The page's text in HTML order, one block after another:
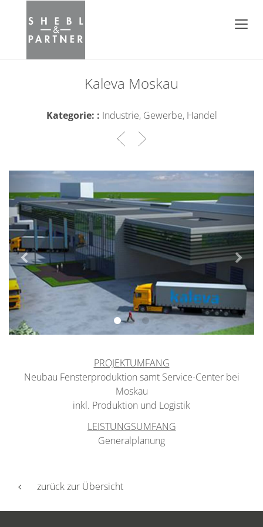
Kaleva Moskau
Kategorie: : Industrie, Gewerbe, Handel
PROJEKTUMFANG
Neubau Fensterproduktion samt Service-Center bei
Moskau
inkl. Produktion und Logistik
LEISTUNGSUMFANG
Generalplanung
zurück zur Übersicht